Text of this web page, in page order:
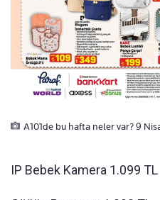
A101de bu hafta neler var? 9
IP Bebek Kamera 1.099 TL